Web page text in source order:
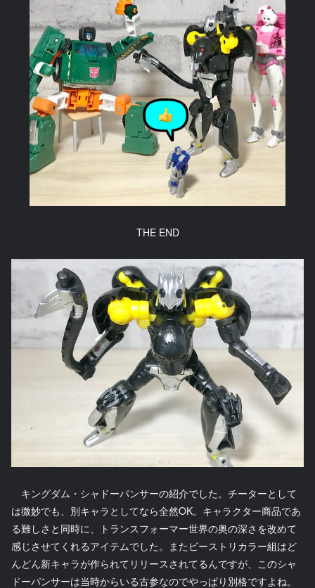
THE END
キングダム・シャドーパンサーの紹介でした。チーターとして
は微妙でも、別キャラとしてなら全然OK。キャラクター商品であ
る難しさと同時に、トランスフォーマー世界の奥の深さを改めて
感じさせてくれるアイテムでした。またビーストリカラー組はど
んどん新キャラが作られてリリースされてるんですが、このシャ
ドーパンサーは当時からいる古参なのでやっぱり別格ですよね。